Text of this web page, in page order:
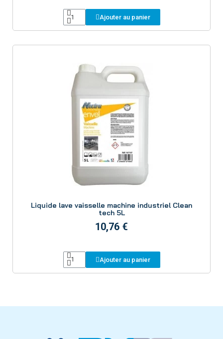
Ajouter au panier
Liquide lave vaisselle machine industriel Clean
tech 5L
10,76 €
Ajouter au panier